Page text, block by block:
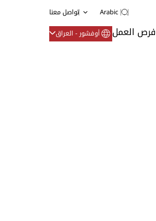
Arabic تواصل معنا
فرص العمل أوفشور - العراق